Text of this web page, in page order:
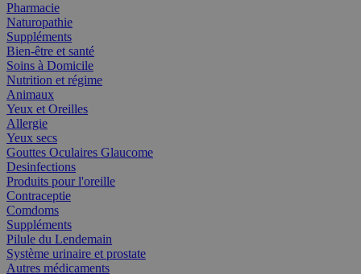
Pharmacie
Naturopathie
Suppléments
Bien-être et santé
Soins à Domicile
Nutrition et régime
Animaux
Yeux et Oreilles
Allergie
Yeux secs
Gouttes Oculaires Glaucome
Desinfections
Produits pour l'oreille
Contraceptie
Comdoms
Suppléments
Pilule du Lendemain
Système urinaire et prostate
Autres médicaments